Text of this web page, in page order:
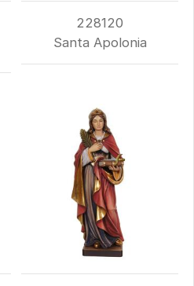
228120
Santa Apolonia